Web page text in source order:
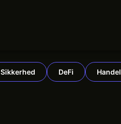
Sikkerhed DeFi Handel